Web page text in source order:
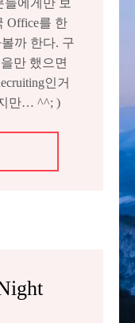
에게만 보
Office를 한
까 한다. 구
만 했으면
인거
만… ^^; )